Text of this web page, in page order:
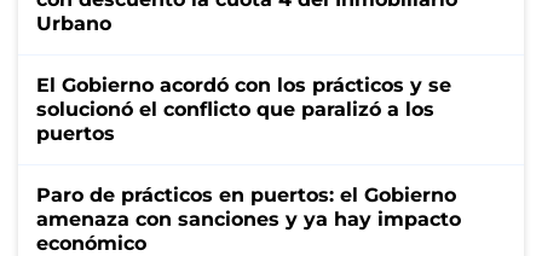
Urbano
El Gobierno acordó con los prácticos y se
solucionó el conflicto que paralizó a los
puertos
Paro de prácticos en puertos: el Gobierno
amenaza con sanciones y ya hay impacto
económico